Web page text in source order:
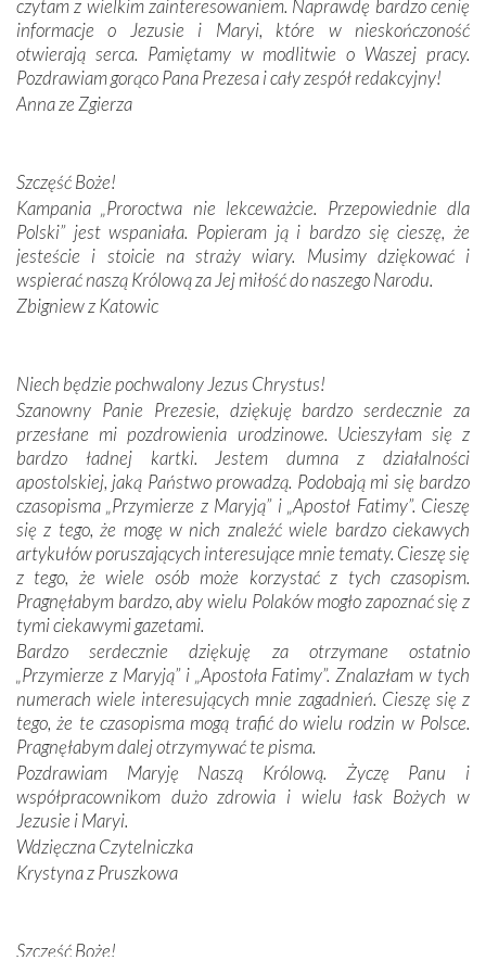
dos Santos oraz świętych Hiacynty i Franciszka Marto.
Modliliśmy się przy ich grobach. Odprawiliśmy Drogę
Krzyżową w ich rodzinnych stronach, odwiedziliśmy
domy, w których żyli.
Darczyńców w ramach akcji „Twoje światło w Fatimie”.
Podczas tej kilkudniowej wyprawy na każdym kroku
spotykaliśmy się z serdeczną otwartością
Portugalczyków. Podziwialiśmy ich ludową sztukę i
zwyczaje. Mimo że nasze kraje są od siebie bardzo
oddalone, w żaden sposób nie czuliśmy się obco.
wspólnej wierze. Podczas wyjazdów do historycznych
miejsc, które znalazły się na trasie naszej pielgrzymki,
mieliśmy okazję przekonać się, że Maryja swoją opieką
otacza nie tylko nasz naród, lecz wszystkie nacje, które
się Jej ufnie oddają, a także każdą osobę, która zawierza
Jej siebie oraz swych bliskich.
Dzieje Portugalii to również historia wierności Bogu i
odstępstw, także w życiu władców. Trudne momenty w
wymiarze tak osobistym, jak i zbiorowym, przypominają o
konieczności ciągłego zabiegania o własną duszę i o łaskę
Opatrzności. Wierność przynosi pomyślność –
przynajmniej w życiu duchowym. Odstępstwo owocuje
nieszczęściem i śmiercią. Te uniwersalne prawdy
przychodziły na myśl, gdy słuchaliśmy opowieści
przewodników o portugalskich monarchach i wodzach,
zwycięskich bitwach i nieszczęśliwych losach grzesznych
kochanków.
Byli tym razem pośród Apostołów Fatimy reprezentanci
każdego spośród żyjących pokoleń. Najmłodszy uczestnik
liczył sobie 13 lat, zaś senior, pan Zdzisław – już 94.
czytam z wielkim zainteresowaniem. Naprawdę bardzo cenię
informacje o Jezusie i Maryi, które w nieskończoność
otwierają serca. Pamiętamy w modlitwie o Waszej pracy.
Pozdrawiam gorąco Pana Prezesa i cały zespół redakcyjny!
Anna ze Zgierza
Szczęść Boże!
Kampania „Proroctwa nie lekceważcie. Przepowiednie dla
Polski” jest wspaniała. Popieram ją i bardzo się cieszę, że
jesteście i stoicie na straży wiary. Musimy dziękować i
wspierać naszą Królową za Jej miłość do naszego Narodu.
Zbigniew z Katowic
Niech będzie pochwalony Jezus Chrystus!
Szanowny Panie Prezesie, dziękuję bardzo serdecznie za
przesłane mi pozdrowienia urodzinowe. Ucieszyłam się z
bardzo ładnej kartki. Jestem dumna z działalności
apostolskiej, jaką Państwo prowadzą. Podobają mi się bardzo
czasopisma „Przymierze z Maryją” i „Apostoł Fatimy”. Cieszę
się z tego, że mogę w nich znaleźć wiele bardzo ciekawych
artykułów poruszających interesujące mnie tematy. Cieszę się
z tego, że wiele osób może korzystać z tych czasopism.
Pragnęłabym bardzo, aby wielu Polaków mogło zapoznać się z
tymi ciekawymi gazetami.
Bardzo serdecznie dziękuję za otrzymane ostatnio
„Przymierze z Maryją” i „Apostoła Fatimy”. Znalazłam w tych
numerach wiele interesujących mnie zagadnień. Cieszę się z
tego, że te czasopisma mogą trafić do wielu rodzin w Polsce.
Pragnęłabym dalej otrzymywać te pisma.
Pozdrawiam Maryję Naszą Królową. Życzę Panu i
współpracownikom dużo zdrowia i wielu łask Bożych w
Jezusie i Maryi.
Wdzięczna Czytelniczka
Krystyna z Pruszkowa
Szczęść Boże!